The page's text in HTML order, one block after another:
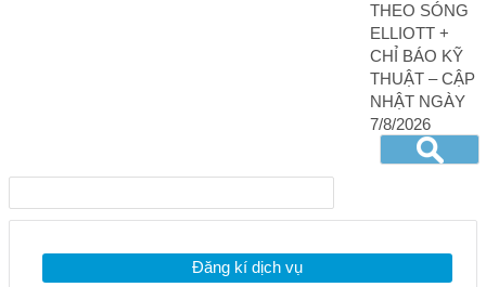
THEO SÓNG
ELLIOTT +
CHỈ BÁO KỸ
THUẬT – CẬP
NHẬT NGÀY
7/8/2026
Đăng kí dịch vụ